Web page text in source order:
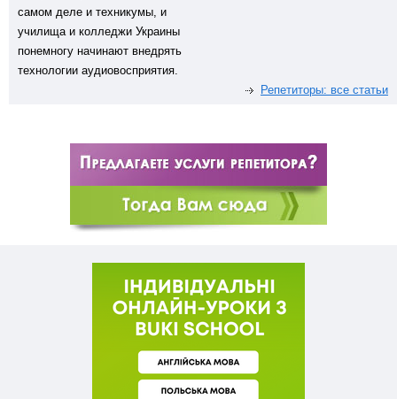
самом деле и техникумы, и
училища и колледжи Украины
понемногу начинают внедрять
технологии аудиовосприятия.
Репетиторы: все статьи